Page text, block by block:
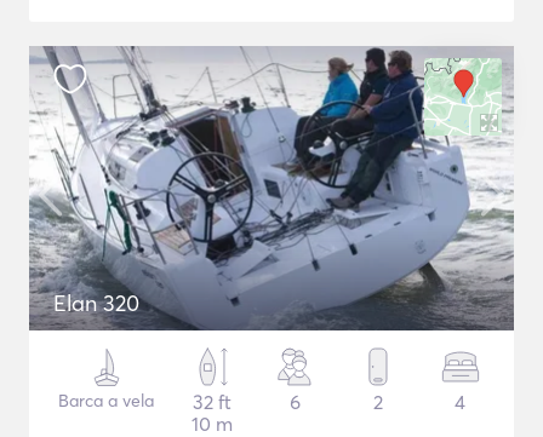
Elan 320
Barca a vela
32 ft
10 m
6 2 4